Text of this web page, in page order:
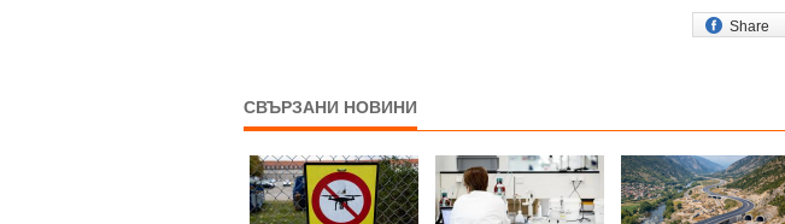
Share
СВЪРЗАНИ НОВИНИ